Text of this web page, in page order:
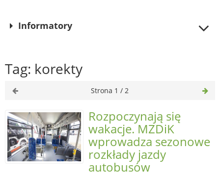
Informatory
Tag: korekty
Strona 1 / 2
Rozpoczynają się
wakacje. MZDiK
wprowadza sezonowe
rozkłady jazdy
autobusów